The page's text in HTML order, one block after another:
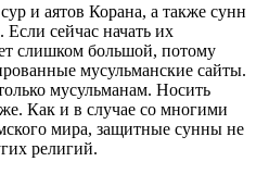
и аятов Корана, а также сунн
сейчас начать их
слишком большой, потому
мусульманские сайты.
мусульманам. Носить
Как и в случае со многими
мира, защитные сунны не
религий.